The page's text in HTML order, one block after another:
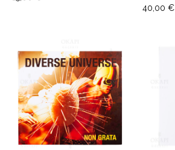
40,00 €